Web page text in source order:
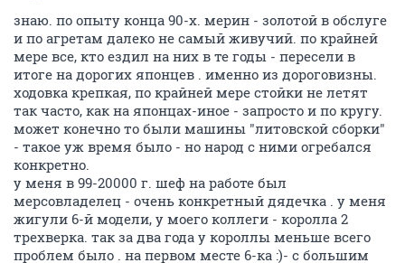
guru
23 октября 2006
знаю. по опыту конца 90-х. мерин - золотой в обслуге
и по агретам далеко не самый живучий. по крайней
мере все, кто ездил на них в те годы - пересели в
итоге на дорогих японцев . именно из дороговизны.
ходовка крепкая, по крайней мере стойки не летят
так часто, как на японцах-иное - запросто и по кругу.
может конечно то были машины "литовской сборки"
- такое уж время было - но народ с ними огребался
конкретно.
у меня в 99-20000 г. шеф на работе был
мерсовладелец - очень конкретный дядечка . у меня
жигули 6-й модели, у моего коллеги - королла 2